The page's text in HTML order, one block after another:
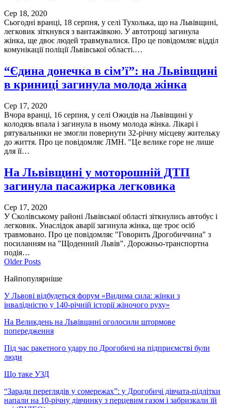
Сер 18, 2020
Сьогодні вранці, 18 серпня, у селі Тухолька, що на Львівщині,
легковик зіткнувся з вантажівкою. У автотрощі загинула
жінка, ще двоє людей травмувалися. Про це повідомляє відділ
комунікації поліції Львівської області.…
“Єдина донечка в сім’ї”: на Львівщині
в криниці загинула молода жінка
Сер 17, 2020
Вчора вранці, 16 серпня, у селі Ожидів на Львівщині у
колодязь впала і загинула в ньому молода жінка. Лікарі і
рятувальники не змогли повернути 32-річну місцеву жительку
до життя. Про це повідомляє ЛМН. "Це велике горе не лише
для її…
На Львівщині у моторошній ДТП
загинула пасажирка легковика
Сер 17, 2020
У Сколівському районі Львівської області зіткнулись автобус і
легковик. Унаслідок аварії загинула жінка, ще троє осіб
травмовано. Про це повідомляє "Говорить Дрогобиччина" з
посиланням на "Щоденний Львів". Дорожньо-транспортна
подія…
Older Posts
Найпопулярніше
У Львові відбудеться форум «Видима сила: жінки з
інвалідністю у 140-річній історії жіночого руху»
На Великдень на Львівщині оголосили штормове
попередження
Під час ракетного удару по Дрогобичі на підприємстві були
люди
Що таке УЗД
“Заради переглядів у сомережах”: у Дрогобичі дівчата-підлітки
напали на 10-річну дівчинку з перцевим газом і забризкали їй